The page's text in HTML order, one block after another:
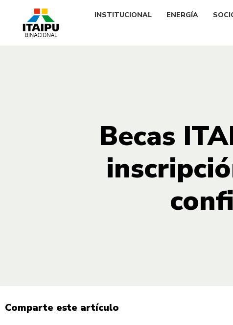
INSTITUCIONAL ENERGÍA
Becas
Comparte este artículo